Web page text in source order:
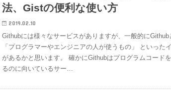
法、Gistの便利な使い方
2019.02.10
Githubには様々なサービスがありますが、一般的にGithub
「プログラマーやエンジニアの人が使うもの」 といった
があるかと思います。 確かにGithubはプログラムコード
るのに向いているサー…